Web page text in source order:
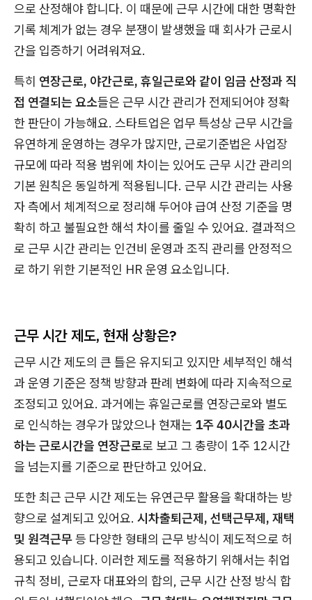
으로 산정해야 합니다. 이 때문에 근무 시간에 대한 명확한
기록 체계가 없는 경우 분쟁이 발생했을 때 회사가 근로시
간을 입증하기 어려워져요.
특히 연장근로, 야간근로, 휴일근로와 같이 임금 산정과 직
접 연결되는 요소들은 근무 시간 관리가 전제되어야 정확
한 판단이 가능해요. 스타트업은 업무 특성상 근무 시간을
유연하게 운영하는 경우가 많지만, 근로기준법은 사업장
규모에 따라 적용 범위에 차이는 있어도 근무 시간 관리의
기본 원칙은 동일하게 적용됩니다. 근무 시간 관리는 사용
자 측에서 체계적으로 정리해 두어야 급여 산정 기준을 명
확히 하고 불필요한 해석 차이를 줄일 수 있어요. 결과적으
로 근무 시간 관리는 인건비 운영과 조직 관리를 안정적으
로 하기 위한 기본적인 HR 운영 요소입니다.
근무 시간 제도, 현재 상황은?
근무 시간 제도의 큰 틀은 유지되고 있지만 세부적인 해석
과 운영 기준은 정책 방향과 판례 변화에 따라 지속적으로
조정되고 있어요. 과거에는 휴일근로를 연장근로와 별도
로 인식하는 경우가 많았으나 현재는 1주 40시간을 초과
하는 근로시간을 연장근로로 보고 그 총량이 1주 12시간
을 넘는지를 기준으로 판단하고 있어요.
또한 최근 근무 시간 제도는 유연근무 활용을 확대하는 방
향으로 설계되고 있어요. 시차출퇴근제, 선택근무제, 재택
및 원격근무등 다양한 형태의 근무 방식이 제도적으로 허
용되고 있습니다. 이러한 제도를 적용하기 위해서는 취업
규칙 정비, 근로자 대표와의 합의, 근무 시간 산정 방식 합